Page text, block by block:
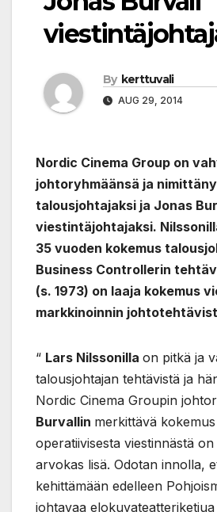
By kerttuvali
AUG 29, 2014
Nordic Cinema Group on
johtoryhmäänsä ja
talousjohtajaksi ja Jonas
viestintäjohtajaksi.
35 vuoden kokemus
Business Controllerin
(s. 1973) on laaja kokemus
markkinoinnin
“ Lars Nilssonilla on pitkä ja
talousjohtajan tehtävistä ja
Nordic Cinema Groupin
Burvallin merkittävä
operatiivisesta viestinnästä
arvokas lisä. Odotan innolla,
kehittämään edelleen
johtavaa